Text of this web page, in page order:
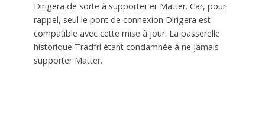
Dirigera de sorte à supporter er Matter. Car, pour
rappel, seul le pont de connexion Dirigera est
compatible avec cette mise à jour. La passerelle
historique Tradfri étant condamnée à ne jamais
supporter Matter.